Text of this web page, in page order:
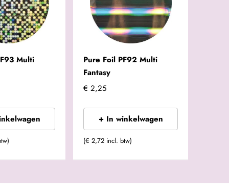
Multi
Pure Foil PF92 Multi
Fantasy
€ 2,25
+ In winkelwagen
(€ 2,72 incl. btw)